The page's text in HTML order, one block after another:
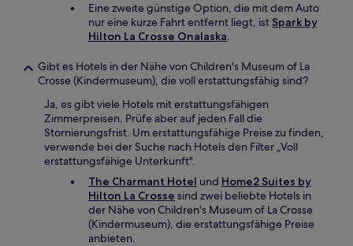
Eine zweite günstige Option, die mit dem Auto
nur eine kurze Fahrt entfernt liegt, ist Spark by
Hilton La Crosse Onalaska.
Gibt es Hotels in der Nähe von Children's Museum of La
Crosse (Kindermuseum), die voll erstattungsfähig sind?
Ja, es gibt viele Hotels mit erstattungsfähigen
Zimmerpreisen. Prüfe aber auf jeden Fall die
Stornierungsfrist. Um erstattungsfähige Preise zu finden,
verwende bei der Suche nach Hotels den Filter „Voll
erstattungsfähige Unterkunft".
The Charmant Hotel und Home2 Suites by
Hilton La Crosse sind zwei beliebte Hotels in
der Nähe von Children's Museum of La Crosse
(Kindermuseum), die erstattungsfähige Preise
anbieten.